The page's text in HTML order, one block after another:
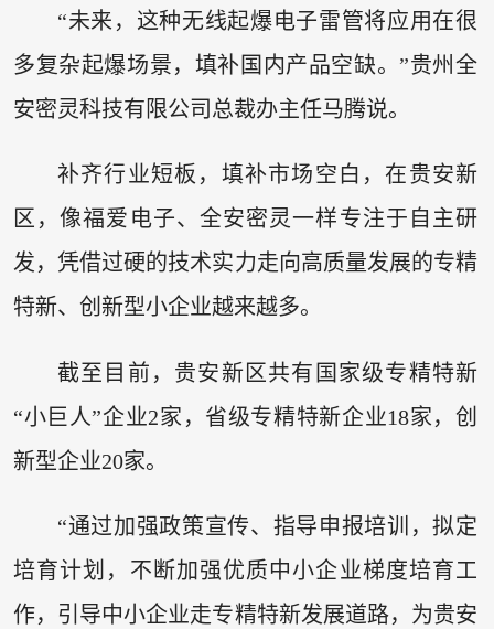
“未来，这种无线起爆电子雷管将应用在很
多复杂起爆场景，填补国内产品空缺。”贵州全
安密灵科技有限公司总裁办主任马腾说。
补齐行业短板，填补市场空白，在贵安新
区，像福爱电子、全安密灵一样专注于自主研
发，凭借过硬的技术实力走向高质量发展的专精
特新、创新型小企业越来越多。
截至目前，贵安新区共有国家级专精特新
“小巨人”企业2家，省级专精特新企业18家，创
新型企业20家。
“通过加强政策宣传、指导申报培训，拟定
培育计划，不断加强优质中小企业梯度培育工
作，引导中小企业走专精特新发展道路，为贵安